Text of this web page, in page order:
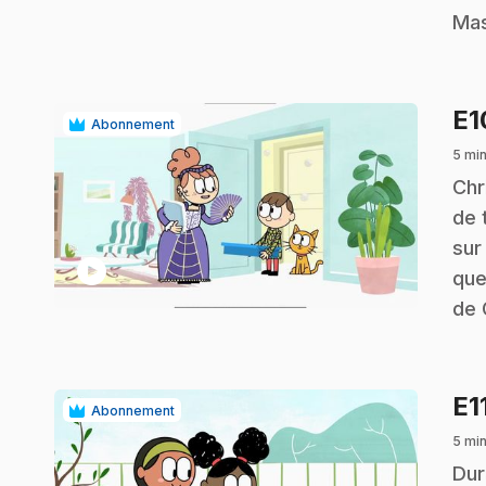
Abonnement
play_circle
5 min
.
de
de
Abonnement
5 min
.